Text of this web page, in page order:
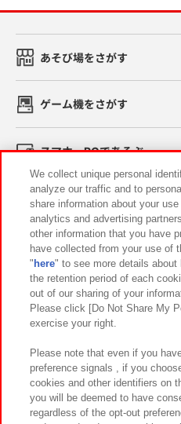
あそび場をさがす
ゲーム機をさがす
スマホ・PCであそぶ
イベント・キャンペーン
関連会社 サステナビ
プライバシーポリシー ウェブ
お取引先さまとともに
カスタマーハラスメント対応方針
We collect unique personal
analyze our traffic and to
share information about your
analytics and advertising
other information that you have
have collected from your use of
" here" to see more details about
the retention period of each
out of our sharing of your
Please click [Do Not Share My
exercise your right.
Please note that even if you
preference signals , if you
cookies and other identifiers on
you will be deemed to have
regardless of the opt-out